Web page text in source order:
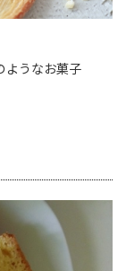
ようなお菓子